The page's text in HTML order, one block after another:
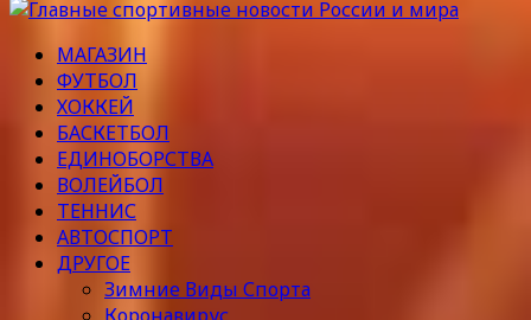
МАГАЗИН
ФУТБОЛ
ХОККЕЙ
БАСКЕТБОЛ
ЕДИНОБОРСТВА
ВОЛЕЙБОЛ
ТЕННИС
АВТОСПОРТ
ДРУГОЕ
Зимние Виды Спорта